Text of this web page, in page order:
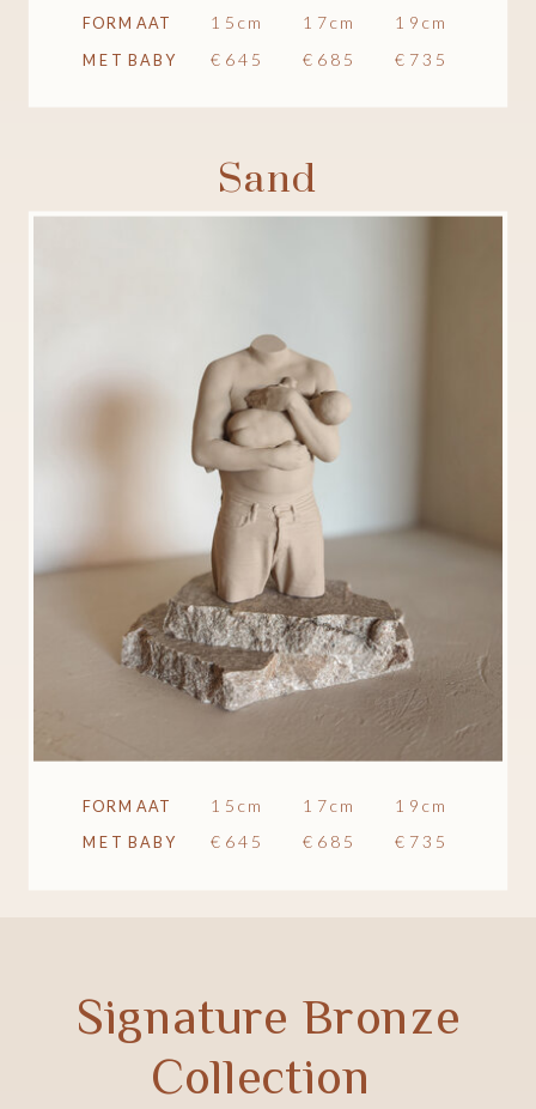
€735
€685
€645
MET BABY
19cm
17cm
15cm
FORMAAT
Sand
€735
€685
€645
MET BABY
19cm
17cm
15cm
FORMAAT
Signature Bronze
Collection